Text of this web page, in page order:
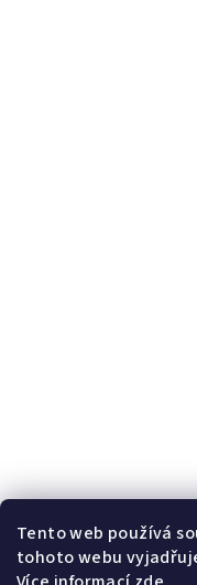
Tento web používá
tohoto webu